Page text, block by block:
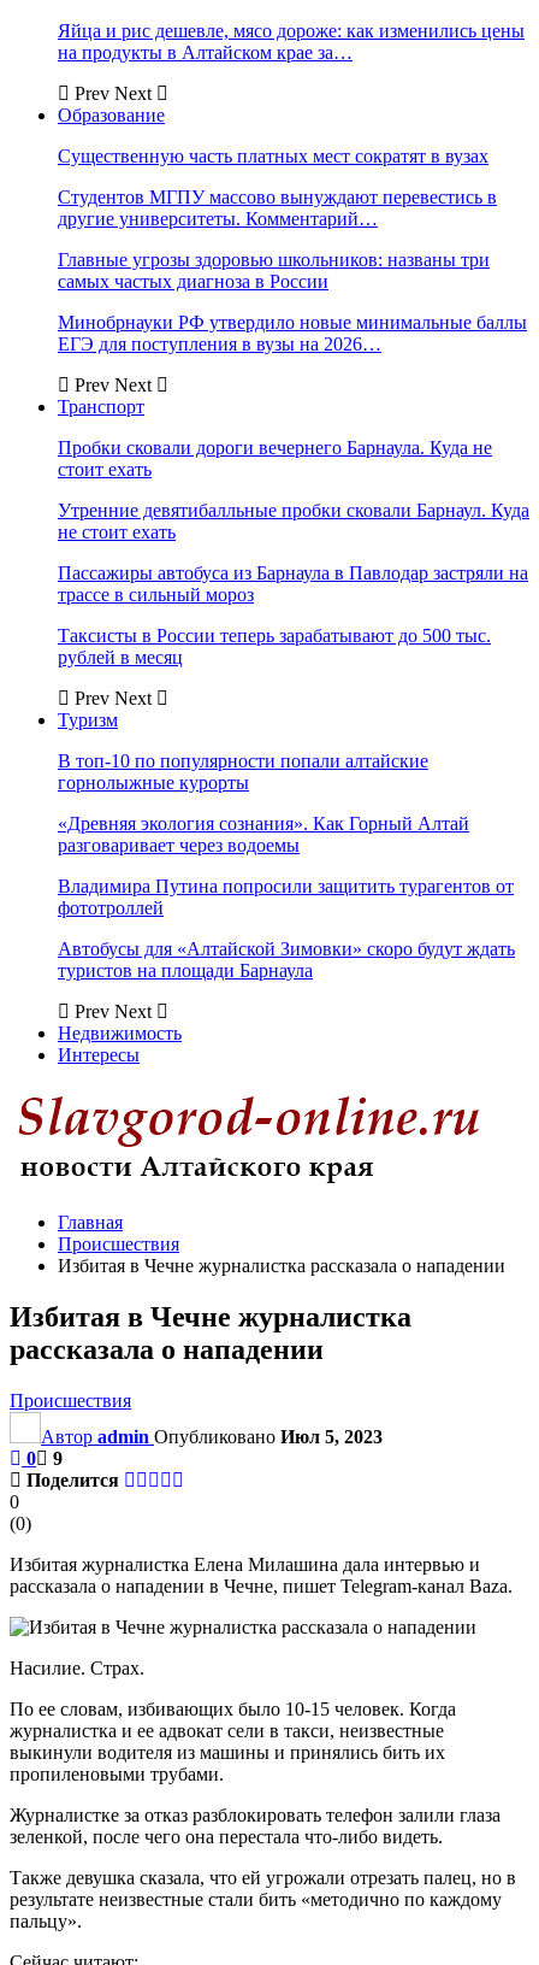
Яйца и рис дешевле, мясо дороже: как изменились цены
на продукты в Алтайском крае за…
Prev Next
Образование
Существенную часть платных мест сократят в вузах
Студентов МГПУ массово вынуждают перевестись в
другие университеты. Комментарий…
Главные угрозы здоровью школьников: названы три
самых частых диагноза в России
Минобрнауки РФ утвердило новые минимальные баллы
ЕГЭ для поступления в вузы на 2026…
Prev Next
Транспорт
Пробки сковали дороги вечернего Барнаула. Куда не
стоит ехать
Утренние девятибалльные пробки сковали Барнаул. Куда
не стоит ехать
Пассажиры автобуса из Барнаула в Павлодар застряли на
трассе в сильный мороз
Таксисты в России теперь зарабатывают до 500 тыс.
рублей в месяц
Prev Next
Туризм
В топ-10 по популярности попали алтайские
горнолыжные курорты
«Древняя экология сознания». Как Горный Алтай
разговаривает через водоемы
Владимира Путина попросили защитить турагентов от
фототроллей
Автобусы для «Алтайской Зимовки» скоро будут ждать
туристов на площади Барнаула
Prev Next
Недвижимость
Интересы
Главная
Происшествия
Избитая в Чечне журналистка рассказала о нападении
Избитая в Чечне журналистка
рассказала о нападении
Происшествия
Автор admin Опубликовано Июл 5, 2023
0
9
Поделится
0
(0)
Избитая журналистка Елена Милашина дала интервью и
рассказала о нападении в Чечне, пишет Telegram-канал Baza.
Насилие. Страх.
По ее словам, избивающих было 10-15 человек. Когда
журналистка и ее адвокат сели в такси, неизвестные
выкинули водителя из машины и принялись бить их
пропиленовыми трубами.
Журналистке за отказ разблокировать телефон залили глаза
зеленкой, после чего она перестала что-либо видеть.
Также девушка сказала, что ей угрожали отрезать палец, но в
результате неизвестные стали бить «методично по каждому
пальцу».